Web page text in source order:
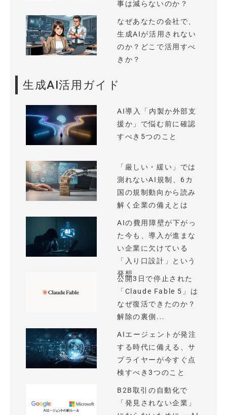
事は減らないのか？
なぜあなたの会社で、
生成AIが活用されない
のか？どこで活用すべ
きか？
生成AI活用ガイド
AI導入「内製か外部支
援か」で悩む前に確認
すべき5つのこと
「厳しい・緩い」では
測れないAI規制、6カ
国の規制動向から読み
解く企業の備えとは
AIの費用障壁が下がっ
た今も、導入が進まな
い企業に欠けている
「入り口設計」という
発想
公開3日で停止された
「Claude Fable 5」は
なぜ復活できたのか？
解除の裏側...
AIエージェントが発注
する時代に備える、サ
プライヤーが今すぐ点
検すべき3つのこと
B2B取引の自動化で
「発見されない企業」